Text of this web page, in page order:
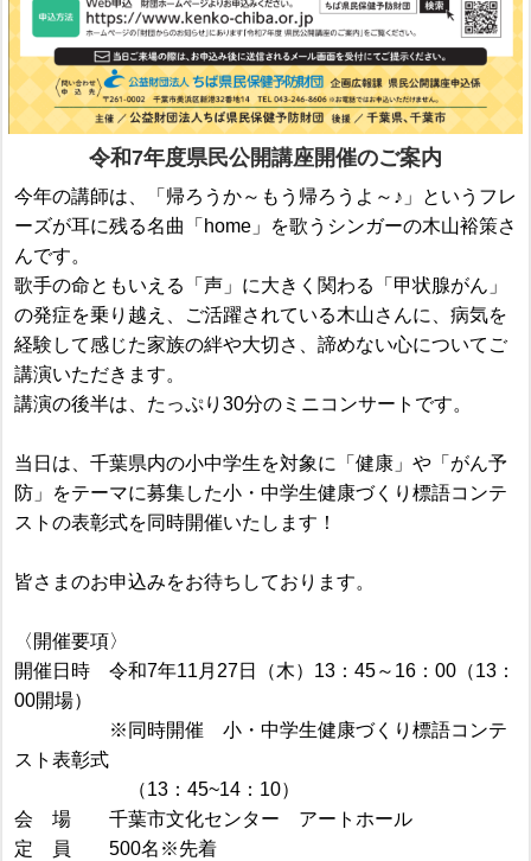
令和7年度県民公開講座開催のご案内
今年の講師は、「帰ろうか～もう帰ろうよ～♪」というフレ
ーズが耳に残る名曲「home」を歌うシンガーの木山裕策さ
んです。
歌手の命ともいえる「声」に大きく関わる「甲状腺がん」
の発症を乗り越え、ご活躍されている木山さんに、病気を
経験して感じた家族の絆や大切さ、諦めない心についてご
講演いただきます。
講演の後半は、たっぷり30分のミニコンサートです。
当日は、千葉県内の小中学生を対象に「健康」や「がん予
防」をテーマに募集した小・中学生健康づくり標語コンテ
ストの表彰式を同時開催いたします！
皆さまのお申込みをお待ちしております。
〈開催要項〉
開催日時 令和7年11月27日（木）13：45～16：00（13：
00開場）
※同時開催 小・中学生健康づくり標語コンテ
スト表彰式
（13：45~14：10）
会 場 千葉市文化センター アートホール
定 員 500名※先着